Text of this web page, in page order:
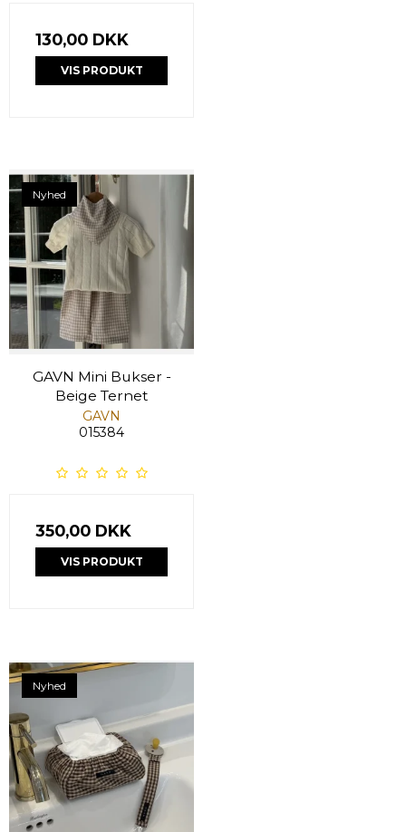
130,00 DKK
VIS PRODUKT
Nyhed
GAVN Mini Bukser -
Beige Ternet
GAVN
015384
350,00 DKK
VIS PRODUKT
Nyhed